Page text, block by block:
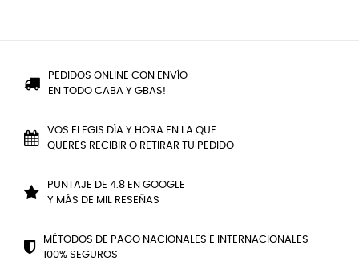
PEDIDOS ONLINE CON ENVÍO
EN TODO CABA Y GBAS!
VOS ELEGIS DÍA Y HORA EN LA QUE
QUERES RECIBIR O RETIRAR TU PEDIDO
PUNTAJE DE 4.8 EN GOOGLE
Y MÁS DE MIL RESEÑAS
MÉTODOS DE PAGO NACIONALES E INTERNACIONALES
100% SEGUROS